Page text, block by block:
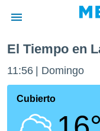
de
por
se
El Tiempo en
11:56 Domingo
Cubierto